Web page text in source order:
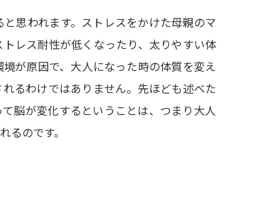
学問発見
大学で学びたい学問発見
学問のミニ講義「夢ナビ講義」
思われます。ストレスをかけた母親のマ
レス耐性が低くなったり、太りやすい体
が原因で、大人になった時の体質を変え
るわけではありません。先ほども述べた
脳が変化するということは、つまり大人
るのです。